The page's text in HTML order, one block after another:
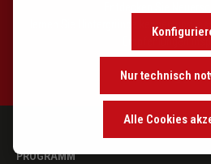
lernen Sie Hintergründe kennen und
Empfehlungen
PROGRAMM
Nur technisch
Alle Cookies